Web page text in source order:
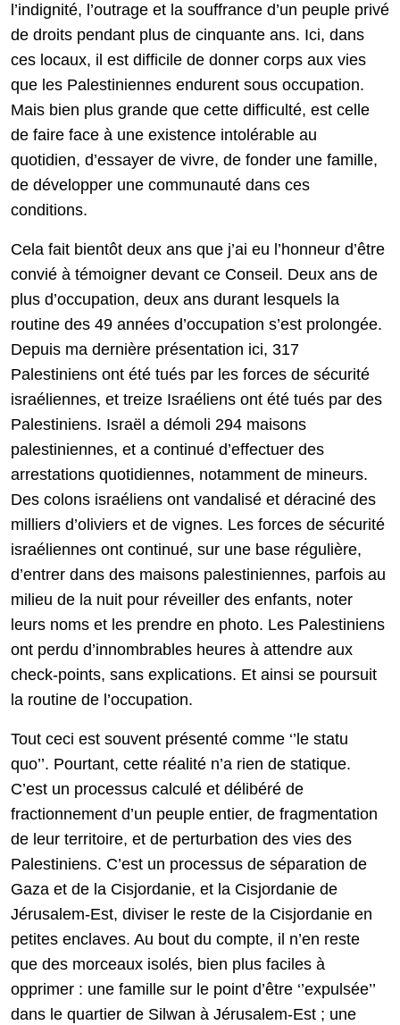
l’indignité, l’outrage et la souffrance d’un peuple privé
de droits pendant plus de cinquante ans. Ici, dans
ces locaux, il est difficile de donner corps aux vies
que les Palestiniennes endurent sous occupation.
Mais bien plus grande que cette difficulté, est celle
de faire face à une existence intolérable au
quotidien, d’essayer de vivre, de fonder une famille,
de développer une communauté dans ces
conditions.
Cela fait bientôt deux ans que j’ai eu l’honneur d’être
convié à témoigner devant ce Conseil. Deux ans de
plus d’occupation, deux ans durant lesquels la
routine des 49 années d’occupation s’est prolongée.
Depuis ma dernière présentation ici, 317
Palestiniens ont été tués par les forces de sécurité
israéliennes, et treize Israéliens ont été tués par des
Palestiniens. Israël a démoli 294 maisons
palestiniennes, et a continué d’effectuer des
arrestations quotidiennes, notamment de mineurs.
Des colons israéliens ont vandalisé et déraciné des
milliers d’oliviers et de vignes. Les forces de sécurité
israéliennes ont continué, sur une base régulière,
d’entrer dans des maisons palestiniennes, parfois au
milieu de la nuit pour réveiller des enfants, noter
leurs noms et les prendre en photo. Les Palestiniens
ont perdu d’innombrables heures à attendre aux
check-points, sans explications. Et ainsi se poursuit
la routine de l’occupation.
Tout ceci est souvent présenté comme ‘’le statu
quo’’. Pourtant, cette réalité n’a rien de statique.
C’est un processus calculé et délibéré de
fractionnement d’un peuple entier, de fragmentation
de leur territoire, et de perturbation des vies des
Palestiniens. C’est un processus de séparation de
Gaza et de la Cisjordanie, et la Cisjordanie de
Jérusalem-Est, diviser le reste de la Cisjordanie en
petites enclaves. Au bout du compte, il n’en reste
que des morceaux isolés, bien plus faciles à
opprimer : une famille sur le point d’être ‘’expulsée’’
dans le quartier de Silwan à Jérusalem-Est ; une